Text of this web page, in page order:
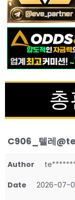
C906_텔레
Author
Date 2026-07-